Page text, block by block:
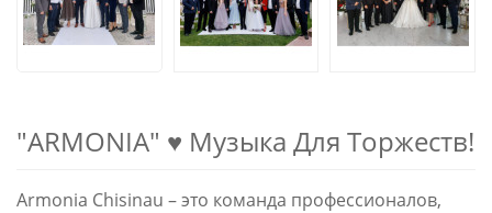
"ARMONIA" ♥ Музыка Для Торжеств!
Armonia Chisinau – это команда профессионалов,